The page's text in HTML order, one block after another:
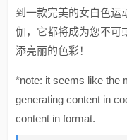
到一款完美的女白色运
伽，它都将成为您不可
添亮丽的色彩！
*note: it seems like the
generating content in
content in format.